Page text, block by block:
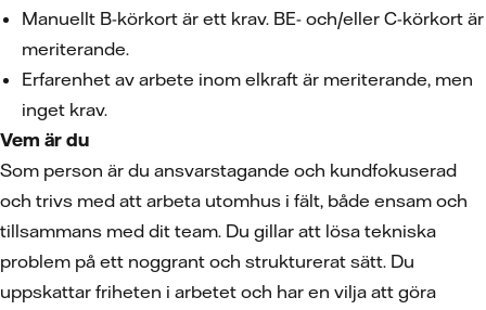
Manuellt B-körkort är ett krav. BE- och/eller C-körkort är
meriterande.
Erfarenhet av arbete inom elkraft är meriterande, men
inget krav.
Vem är du
Som person är du ansvarstagande och kundfokuserad
och trivs med att arbeta utomhus i fält, både ensam och
tillsammans med dit team. Du gillar att lösa tekniska
problem på ett noggrant och strukturerat sätt. Du
uppskattar friheten i arbetet och har en vilja att göra